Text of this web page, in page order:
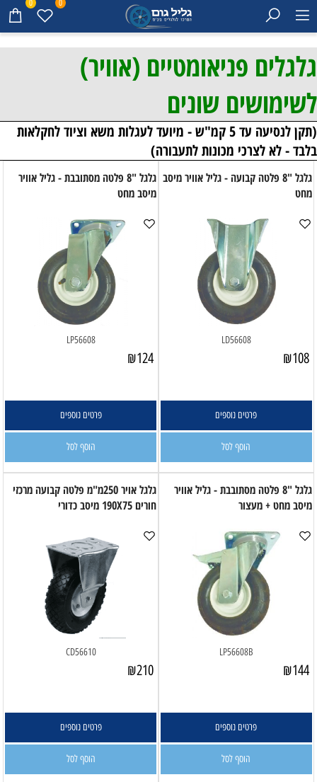
0 0
גלגלים פניאומטיים (אוויר)
לשימושים שונים
(תקן לנסיעה עד 5 קמ"ש - מיועד לעגלות משא וציוד לחקלאות
בלבד - לא לצרכי מכונות לתעבורה)
גלגל "8 פלטה קבועה - גליל אוויר מיסב
מחט
LD56608
₪108
פרטים נוספים
הוסף לסל
גלגל "8 פלטה מסתובבת - גליל אוויר
מיסב מחט
LP56608
₪124
פרטים נוספים
הוסף לסל
גלגל "8 פלטה מסתובבת - גליל אוויר
מיסב מחט + מעצור
LP56608B
₪144
פרטים נוספים
הוסף לסל
גלגל אויר 250מ"מ פלטה קבועה מרכזי
חורים 190X75 מיסב כדורי
CD56610
₪210
פרטים נוספים
הוסף לסל